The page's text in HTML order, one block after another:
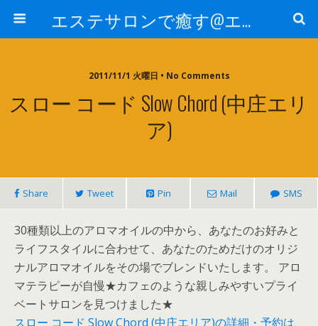
エステサロンで癒す@エステ～全国エステ情報
2011/11/1 火曜日 • No Comments
スロー コード Slow Chord (中庄エリ
ア)
Share Tweet Pin Mail SMS
30種類以上のアロマオイルの中から、あなたのお好みと
ライフスタイルに合わせて、あなたのためだけのオリジ
ナルアロマオイルをその場でブレンドいたします。 アロ
マテラピーが自慢★カフェのような親しみやすいプライ
ベートサロンを見つけました★
スロー コード Slow Chord (中庄エリア)の詳細・予約は